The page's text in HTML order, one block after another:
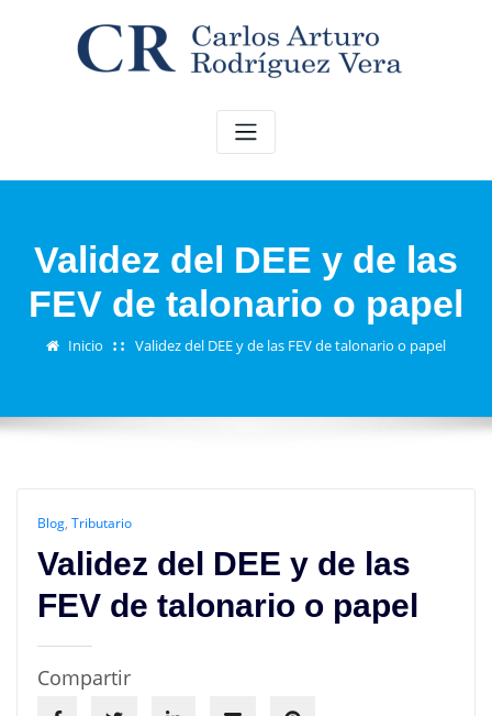
Validez del DEE y de las
FEV de talonario o papel
Inicio Validez del DEE y de las FEV de talonario o papel
Blog, Tributario
Validez del DEE y de las
FEV de talonario o papel
Compartir